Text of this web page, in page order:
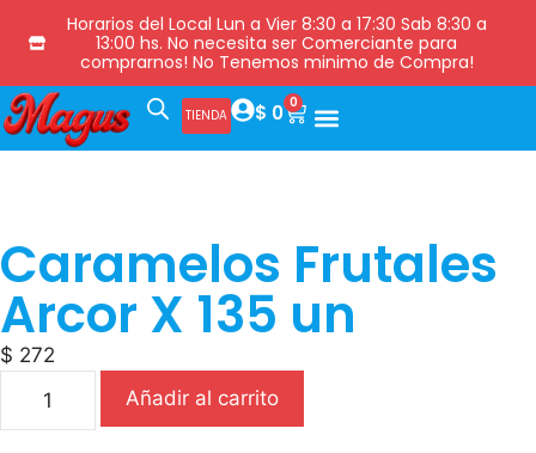
Horarios del Local Lun a Vier 8:30 a 17:30 Sab 8:30 a
13:00 hs. No necesita ser Comerciante para
comprarnos! No Tenemos minimo de Compra!
TIENDA $ 0 0
Caramelos Frutales
Arcor X 135 un
$ 272
Añadir al carrito